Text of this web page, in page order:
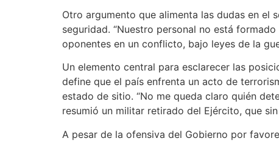
Otro argumento que alimenta las dudas en el
seguridad. “Nuestro personal no está
oponentes en un conflicto, bajo leyes de la
Un elemento central para esclarecer las
define que el país enfrenta un acto de
estado de sitio. “No me queda claro quién
resumió un militar retirado del Ejército, que
A pesar de la ofensiva del Gobierno por